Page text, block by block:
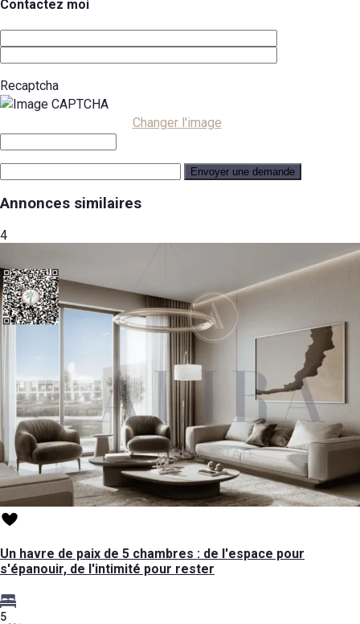
Contactez moi
Recaptcha
Changer l'image
Annonces similaires
4
Un havre de paix de 5 chambres : de l'espace pour
s'épanouir, de l'intimité pour rester
5